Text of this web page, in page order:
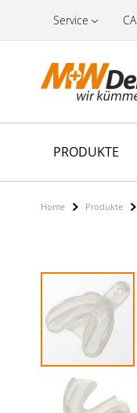
Service
PRODUKTE
Home Produkte
Ende
Bildergalerie
springen